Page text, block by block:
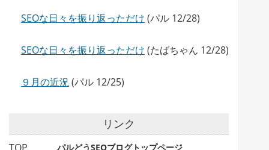
SEOな日々を振り返っただけ (パル 12/28)
SEOな日々を振り返っただけ (たばちゃん 12/28)
９月の近況 (パル 12/25)
リンク
パルどうSEOブログトップページ